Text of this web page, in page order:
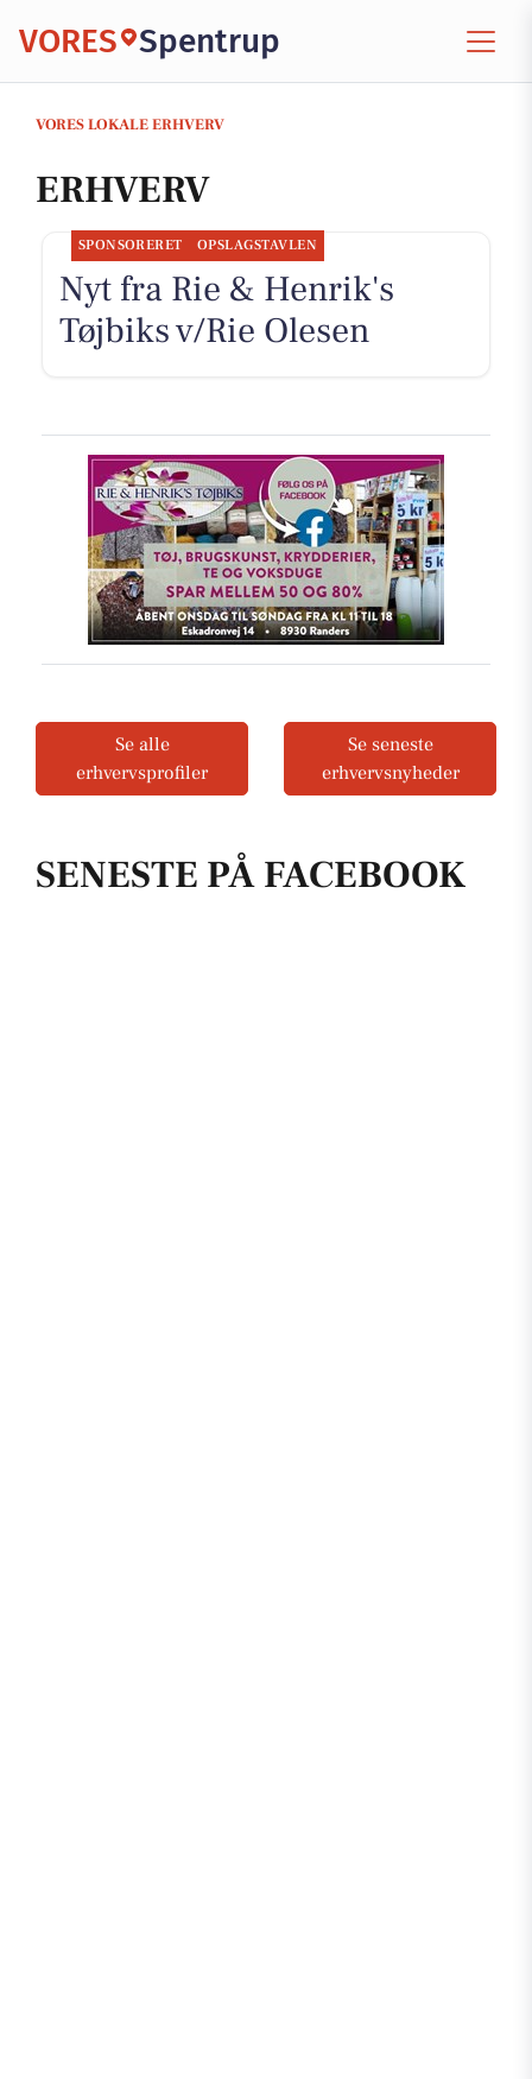
VORES Spentrup
VORES LOKALE ERHVERV
SENESTE PÅ FACEBOOK
ERHVERV
SPONSORERET OPSLAGSTAVLEN
Nyt fra Rie & Henrik's
Tøjbiks v/Rie Olesen
Se alle
erhvervsprofiler
Se seneste
erhvervsnyheder